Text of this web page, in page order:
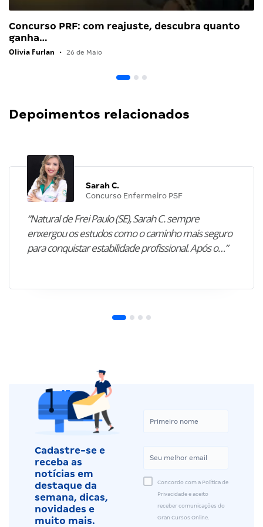
Concurso PRF: com reajuste, descubra quanto
ganha…
Olivia Furlan • 26 de Maio
Depoimentos relacionados
Sarah C.
Concurso Enfermeiro PSF
“Natural de Frei Paulo (SE), Sarah C. sempre
enxergou os estudos como o caminho mais seguro
para conquistar estabilidade profissional. Após o…”
Cadastre-se e
receba as
notícias em
destaque da
semana, dicas,
novidades e
muito mais.
Concordo com a Política de
Privacidade e aceito
receber comunicações do
Gran Cursos Online.